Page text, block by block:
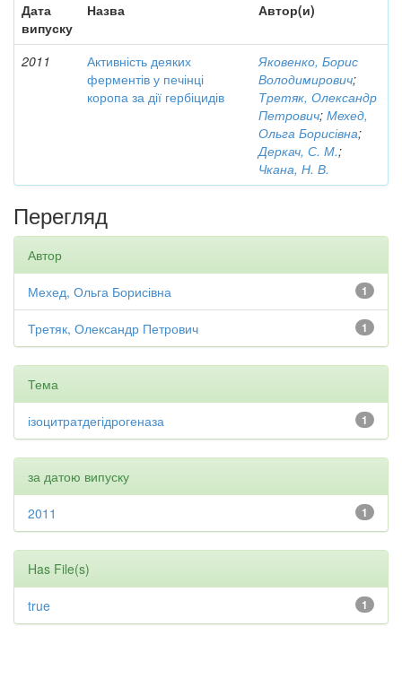
Дата
випуску
Назва Автор(и)
2011
Активність деяких
ферментів у печінці
коропа за дії гербіцидів
Яковенко, Борис
Володимирович;
Третяк, Олександр
Петрович; Мехед,
Ольга Борисівна;
Деркач, С. М.;
Чкана, Н. В.
Перегляд
Автор
1
Мехед, Ольга Борисівна
1
Третяк, Олександр Петрович
Тема
1
ізоцитратдегідрогеназа
за датою випуску
1
2011
Has File(s)
1
true